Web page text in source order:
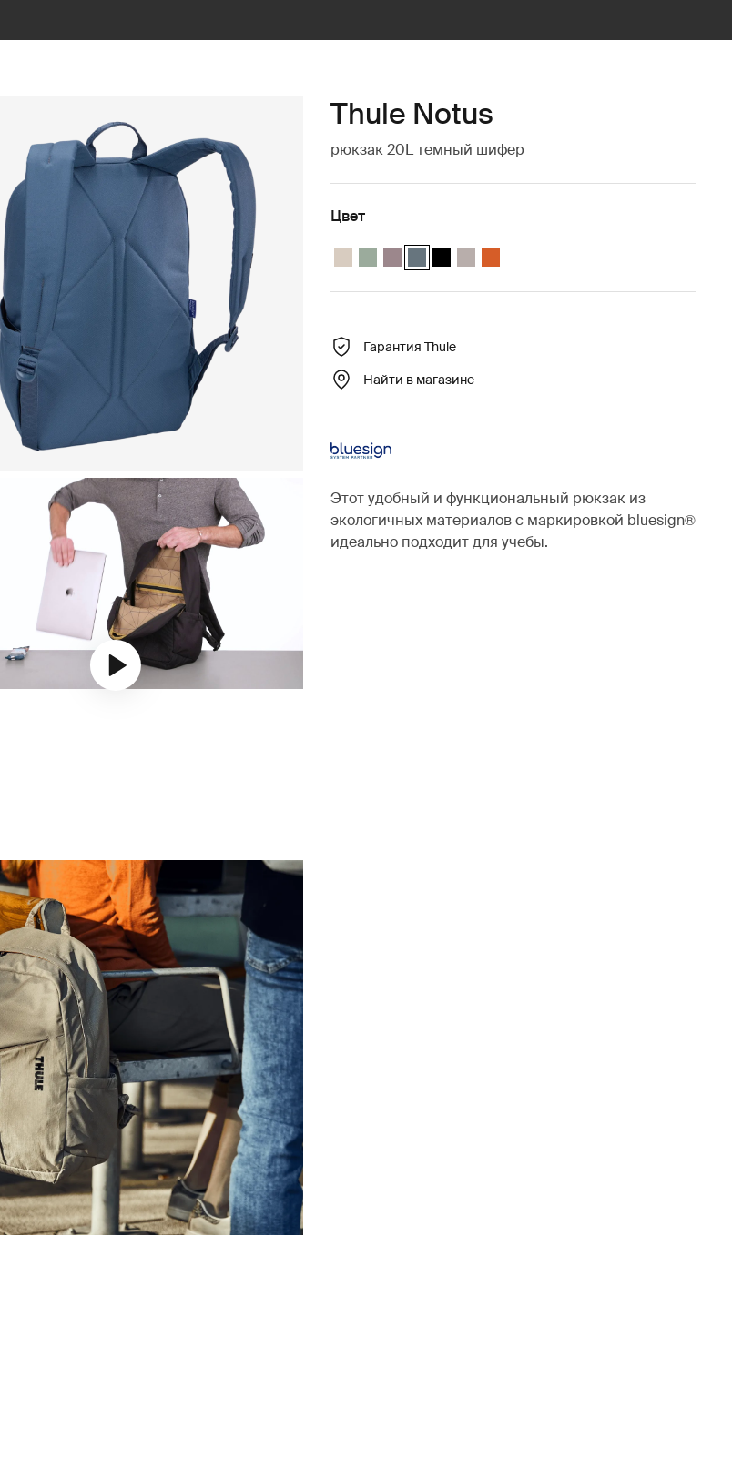
Play video
Thule Notus
рюкзак 20L темный шифер
Цвет
Thule Notus backpack Мягкий песок
Thule Notus backpack Тихий зеленый
Thule Notus backpack Тонированный тауп
Thule Notus backpack Темно-серый шифер (selected)
Thule Notus backpack Чёрный
Thule Notus backpack Seneca Rock
Thule Notus backpack Осенний
Гарантия Thule
Найти в магазине
Этот удобный и функциональный рюкзак из
экологичных материалов с маркировкой bluesign®
идеально подходит для учебы.